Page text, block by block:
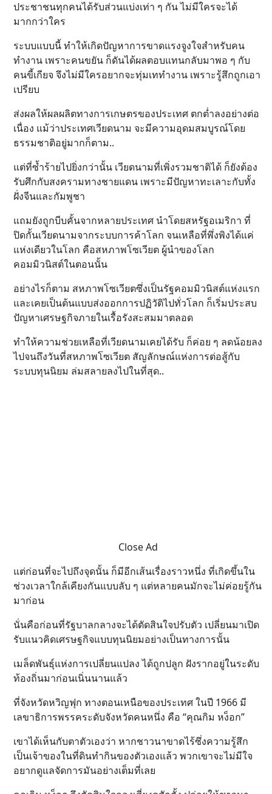
ประชาชนทุกคนได้รับส่วนแบ่งเท่า ๆ กัน ไม่มีใครจะได้
มากกว่าใคร
ระบบแบบนี้ ทำให้เกิดปัญหาการขาดแรงจูงใจสำหรับคน
ทำงาน เพราะคนขยัน ก็ดันได้ผลตอบแทนกลับมาพอ ๆ กับ
คนขี้เกียจ จึงไม่มีใครอยากจะทุ่มเททำงาน เพราะรู้สึกถูกเอา
เปรียบ
ส่งผลให้ผลผลิตทางการเกษตรของประเทศ ตกต่ำลงอย่างต่อ
เนื่อง แม้ว่าประเทศเวียดนาม จะมีความอุดมสมบูรณ์โดย
ธรรมชาติอยู่มากก็ตาม..
แต่ที่ซ้ำร้ายไปยิ่งกว่านั้น เวียดนามที่เพิ่งรวมชาติได้ ก็ยังต้อง
รับศึกกับสงครามทางชายแดน เพราะมีปัญหาทะเลาะกับทั้ง
ฝั่งจีนและกัมพูชา
แถมยังถูกบีบคั้นจากหลายประเทศ นำโดยสหรัฐอเมริกา ที่
ปิดกั้นเวียดนามจากระบบการค้าโลก จนเหลือที่พึ่งพิงได้แค่
แห่งเดียวในโลก คือสหภาพโซเวียต ผู้นำของโลก
คอมมิวนิสต์ในตอนนั้น
อย่างไรก็ตาม สหภาพโซเวียตซึ่งเป็นรัฐคอมมิวนิสต์แห่งแรก
และเคยเป็นต้นแบบส่งออกการปฏิวัติไปทั่วโลก ก็เริ่มประสบ
ปัญหาเศรษฐกิจภายในเรื้อรังสะสมมาตลอด
ทำให้ความช่วยเหลือที่เวียดนามเคยได้รับ ก็ค่อย ๆ ลดน้อยลง
ไปจนถึงวันที่สหภาพโซเวียต สัญลักษณ์แห่งการต่อสู้กับ
ระบบทุนนิยม ล่มสลายลงไปในที่สุด..
Close Ad
แต่ก่อนที่จะไปถึงจุดนั้น ก็มีอีกเส้นเรื่องราวหนึ่ง ที่เกิดขึ้นใน
ช่วงเวลาใกล้เคียงกันแบบลับ ๆ แต่หลายคนมักจะไม่ค่อยรู้กัน
มาก่อน
นั่นคือก่อนที่รัฐบาลกลางจะได้ตัดสินใจปรับตัว เปลี่ยนมาเปิด
รับแนวคิดเศรษฐกิจแบบทุนนิยมอย่างเป็นทางการนั้น
เมล็ดพันธุ์แห่งการเปลี่ยนแปลง ได้ถูกปลูก ฝังรากอยู่ในระดับ
ท้องถิ่นมาก่อนเนิ่นนานแล้ว
ที่จังหวัดหวิญฟุก ทางตอนเหนือของประเทศ ในปี 1966 มี
เลขาธิการพรรคระดับจังหวัดคนหนึ่ง คือ “คุณกิม หง็อก”
เขาได้เห็นกับตาตัวเองว่า หากชาวนาขาดไร้ซึ่งความรู้สึก
เป็นเจ้าของในที่ดินทำกินของตัวเองแล้ว พวกเขาจะไม่มีใจ
อยากดูแลจัดการมันอย่างเต็มที่เลย